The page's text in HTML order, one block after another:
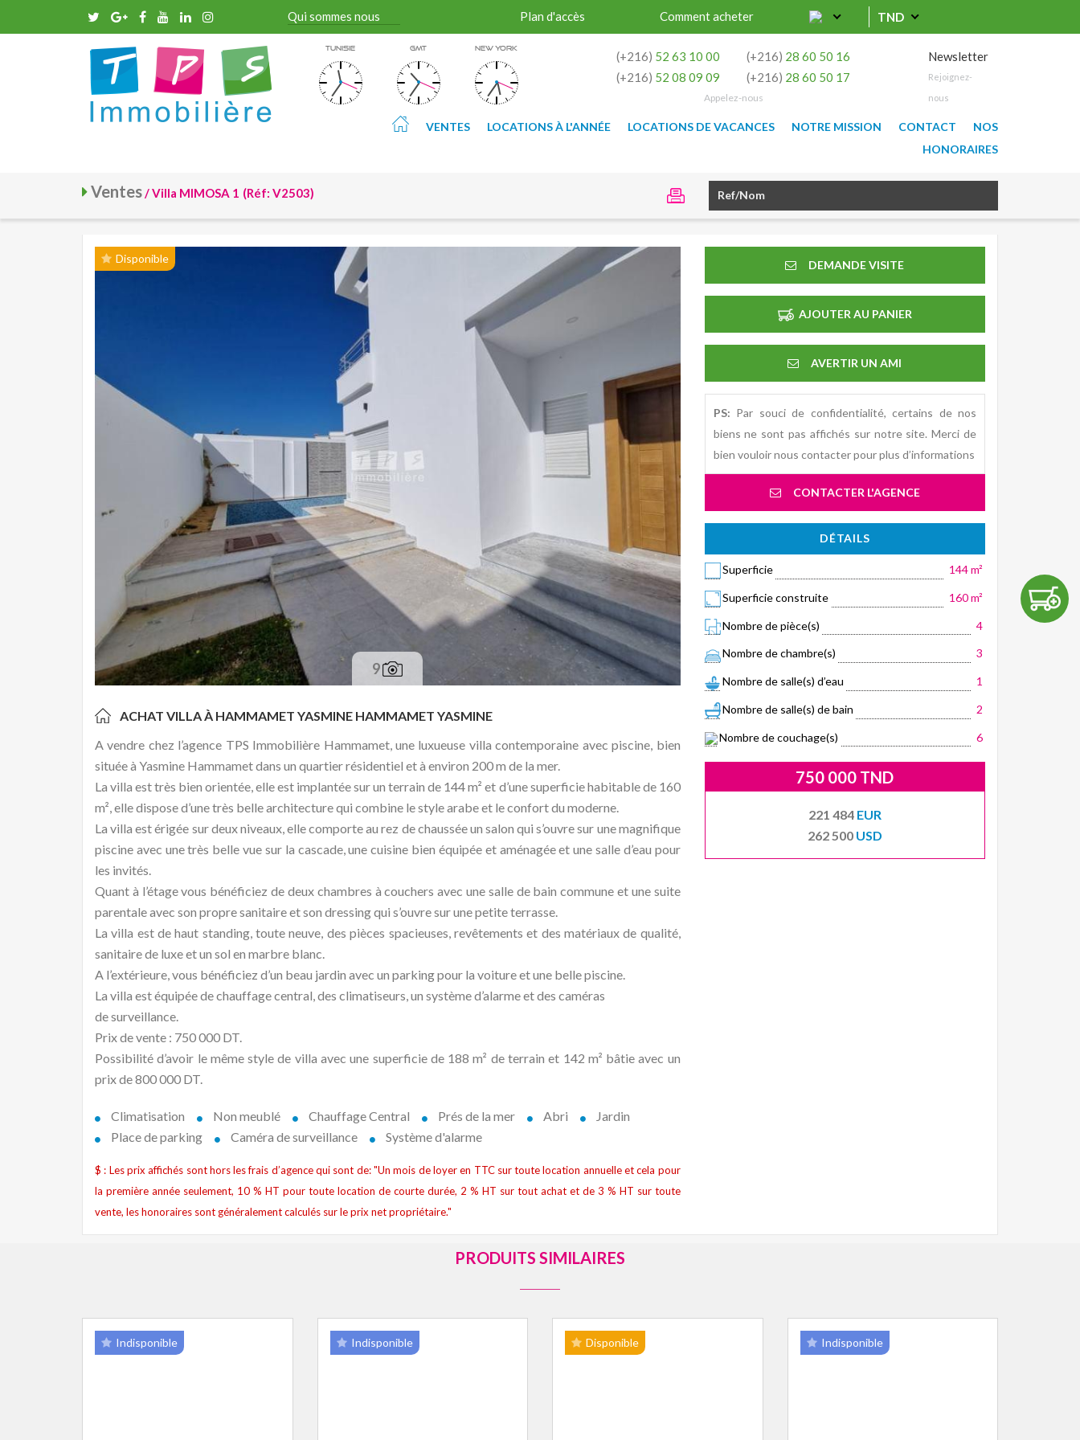
Qui sommes nous Plan d'accès Comment acheter TND
Tunisie GMT NEW YORK
(+216) 52 63 10 00 (+216) 28 60 50 16
(+216) 52 08 09 09 (+216) 28 60 50 17
Appelez-nous
Newsletter
Rejoignez-
nous
VENTES LOCATIONS À L'ANNÉE LOCATIONS DE VACANCES NOTRE MISSION CONTACT
NOS
HONORAIRES
Ventes/ Villa MIMOSA 1 (Réf: V2503)
Disponible
9
ACHAT VILLA À HAMMAMET YASMINE HAMMAMET YASMINE
A vendre chez l’agence TPS Immobilière Hammamet, une luxueuse villa contemporaine avec piscine, bien
située à Yasmine Hammamet dans un quartier résidentiel et à environ 200 m de la mer.
La villa est très bien orientée, elle est implantée sur un terrain de 144 m² et d’une superficie habitable de 160
m², elle dispose d’une très belle architecture qui combine le style arabe et le confort du moderne.
La villa est érigée sur deux niveaux, elle comporte au rez de chaussée un salon qui s’ouvre sur une magnifique
piscine avec une très belle vue sur la cascade, une cuisine bien équipée et aménagée et une salle d’eau pour
les invités.
Quant à l’étage vous bénéficiez de deux chambres à couchers avec une salle de bain commune et une suite
parentale avec son propre sanitaire et son dressing qui s’ouvre sur une petite terrasse.
La villa est de haut standing, toute neuve, des pièces spacieuses, revêtements et des matériaux de qualité,
sanitaire de luxe et un sol en marbre blanc.
A l’extérieure, vous bénéficiez d’un beau jardin avec un parking pour la voiture et une belle piscine.
La villa est équipée de chauffage central, des climatiseurs, un système d’alarme et des caméras
de surveillance.
Prix de vente : 750 000 DT.
Possibilité d’avoir le même style de villa avec une superficie de 188 m² de terrain et 142 m² bâtie avec un
prix de 800 000 DT.
Climatisation Non meublé Chauffage Central Prés de la mer Abri
Jardin
Place de parking
Caméra de surveillance Système d'alarme
$ : Les prix affichés sont hors les frais d’agence qui sont de: "Un mois de loyer en TTC sur toute location annuelle et cela pour
la première année seulement, 10 % HT pour toute location de courte durée, 2 % HT sur tout achat et de 3 % HT sur toute
vente, les honoraires sont généralement calculés sur le prix net propriétaire."
DEMANDE VISITE
AJOUTER AU PANIER
AVERTIR UN AMI
PS: Par souci de confidentialité, certains de nos
biens ne sont pas affichés sur notre site. Merci de
bien vouloir nous contacter pour plus d’informations
CONTACTER L'AGENCE
DÉTAILS
Superficie 144 m²
Superficie construite 160 m²
Nombre de pièce(s) 4
Nombre de chambre(s) 3
Nombre de salle(s) d’eau 1
Nombre de salle(s) de bain 2
Nombre de couchage(s) 6
750 000 TND
221 484EUR
262 500USD
PRODUITS SIMILAIRES
Indisponible Indisponible Disponible Indisponible